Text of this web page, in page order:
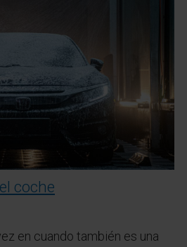
coche
en cuando también es una